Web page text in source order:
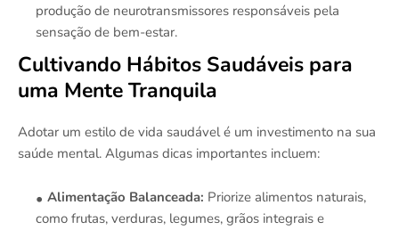
produção de neurotransmissores responsáveis pela
sensação de bem-estar.
Cultivando Hábitos Saudáveis para
uma Mente Tranquila
Adotar um estilo de vida saudável é um investimento na sua
saúde mental. Algumas dicas importantes incluem:
Alimentação Balanceada: Priorize alimentos naturais,
como frutas, verduras, legumes, grãos integrais e